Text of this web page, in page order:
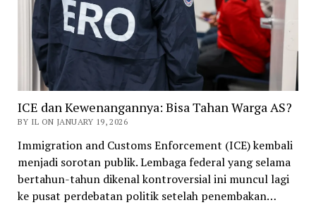
ICE dan Kewenangannya: Bisa Tahan Warga AS?
BY IL ON JANUARY 19, 2026
Immigration and Customs Enforcement (ICE) kembali
menjadi sorotan publik. Lembaga federal yang selama
bertahun-tahun dikenal kontroversial ini muncul lagi
ke pusat perdebatan politik setelah penembakan…